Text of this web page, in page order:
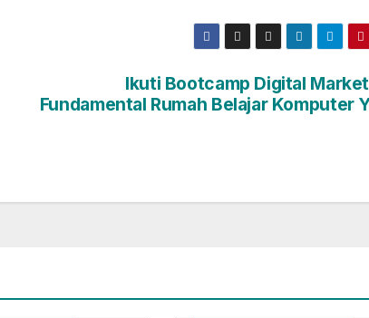
Ikuti Bootcamp Digital
Fundamental Rumah Belajar Komputer